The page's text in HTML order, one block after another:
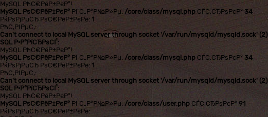
MySQL РћС€РёР±РєР°!
MySQL РѕС€РёР±РєР° РІ С„Р°Р№Р»Рµ: /core/class/mysql.php СЃС‚СЂРѕРєР° 34
РќРѕРјРµСЂ РѕС€РёР±РєРё: 1
РћС‚РІРµС‚:
Can't connect to local MySQL server through socket '/var/run/mysqld/mysqld.sock' (2)
SQL Р·Р°РїСЂРѕСЃ:
MySQL РћС€РёР±РєР°!
MySQL РѕС€РёР±РєР° РІ С„Р°Р№Р»Рµ: /core/class/mysql.php СЃС‚СЂРѕРєР° 34
РќРѕРјРµСЂ РѕС€РёР±РєРё: 1
РћС‚РІРµС‚:
Can't connect to local MySQL server through socket '/var/run/mysqld/mysqld.sock' (2)
SQL Р·Р°РїСЂРѕСЃ:
MySQL РћС€РёР±РєР°!
MySQL РѕС€РёР±РєР° РІ С„Р°Р№Р»Рµ: /core/class/user.php СЃС‚СЂРѕРєР° 91
РќРѕРјРµСЂ РѕС€РёР±РєРё: